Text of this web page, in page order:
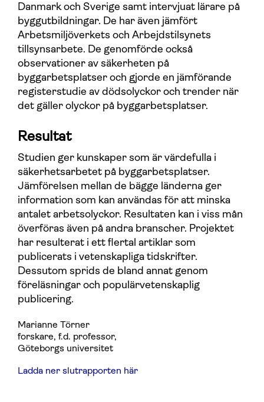
Danmark och Sverige samt intervjuat lärare på
byggutbildningar. De har även jämfört
Arbetsmiljöverkets och Arbejdstilsynets
tillsynsarbete. De genomförde också
observationer av säkerheten på
byggarbetsplatser och gjorde en jämförande
registerstudie av dödsolyckor och trender när
det gäller olyckor på byggarbetsplatser.
Resultat
Studien ger kunskaper som är värdefulla i
säkerhetsarbetet på byggarbetsplatser.
Jämförelsen mellan de bägge länderna ger
information som kan användas för att minska
antalet arbetsolyckor. Resultaten kan i viss mån
överföras även på andra branscher. Projektet
har resulterat i ett flertal artiklar som
publicerats i vetenskapliga tidskrifter.
Dessutom sprids de bland annat genom
föreläsningar och populärvetenskaplig
publicering.
Marianne Törner
forskare, f.d. professor,
Göteborgs universitet
Ladda ner slutrapporten här